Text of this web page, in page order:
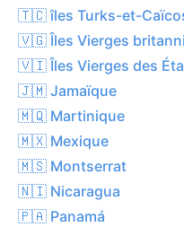
🇹🇨 îles Turks-et-
🇻🇬 Îles Vierges
🇻🇮 Îles Vierges des
🇯🇲 Jamaïque
🇲🇶 Martinique
🇲🇽 Mexique
🇲🇸 Montserrat
🇳🇮 Nicaragua
🇵🇦 Panamá